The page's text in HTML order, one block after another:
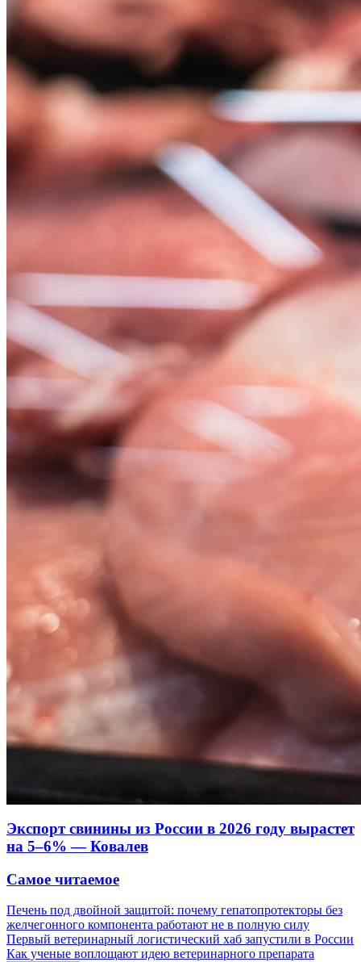
Экспорт свинины из России в 2026 году вырастет
на 5–6% — Ковалев
Самое читаемое
Печень под двойной защитой: почему гепатопротекторы без
желчегонного компонента работают не в полную силу
Первый ветеринарный логистический хаб запустили в России
Как ученые воплощают идею ветеринарного препарата